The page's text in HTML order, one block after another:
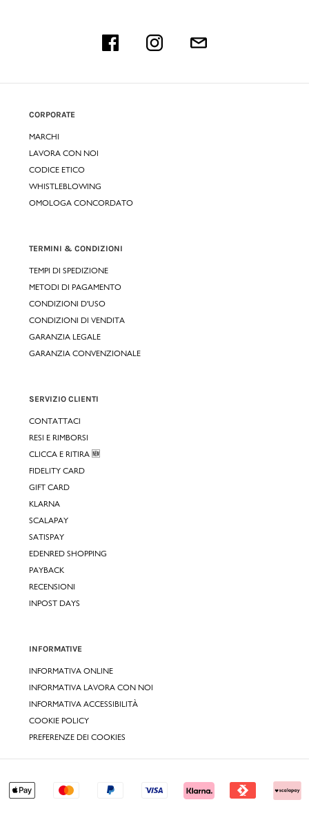
CORPORATE
MARCHI
LAVORA CON NOI
CODICE ETICO
WHISTLEBLOWING
OMOLOGA CONCORDATO
TERMINI & CONDIZIONI
TEMPI DI SPEDIZIONE
METODI DI PAGAMENTO
CONDIZIONI D'USO
CONDIZIONI DI VENDITA
GARANZIA LEGALE
GARANZIA CONVENZIONALE
SERVIZIO CLIENTI
CONTATTACI
RESI E RIMBORSI
CLICCA E RITIRA 🆕
FIDELITY CARD
GIFT CARD
KLARNA
SCALAPAY
SATISPAY
EDENRED SHOPPING
PAYBACK
RECENSIONI
INPOST DAYS
INFORMATIVE
INFORMATIVA ONLINE
INFORMATIVA LAVORA CON NOI
INFORMATIVA ACCESSIBILITÀ
COOKIE POLICY
PREFERENZE DEI COOKIES